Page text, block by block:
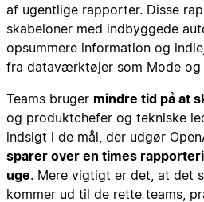
af ugentlige rapporter. Disse
skabeloner med indbyggede
opsummere information og
fra dataværktøjer som Mode og
Teams bruger mindre tid på at
og produktchefer og tekniske
indsigt i de mål, der udgør
sparer over en times
uge. Mere vigtigt er det, at det
kommer ud til de rette teams,